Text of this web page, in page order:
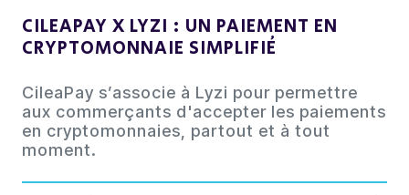
CILEAPAY X LYZI : UN PAIEMENT EN
CRYPTOMONNAIE SIMPLIFIÉ
CileaPay s’associe à Lyzi pour permettre
aux commerçants d'accepter les paiements
en cryptomonnaies, partout et à tout
moment.